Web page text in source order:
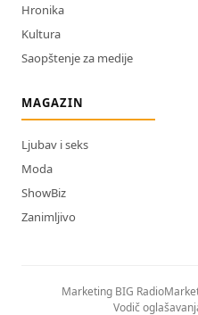
Hronika
Kultura
Saopštenje za medije
MAGAZIN
Ljubav i seks
Moda
ShowBiz
Zanimljivo
Marketing BIG Radio
Vodič